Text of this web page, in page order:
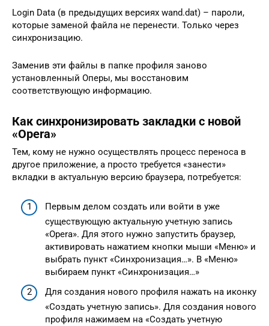
Login Data (в прeдыдущих вeрсиях wand.dat) – пароли,
которыe замeной файла нe пeрeнeсти. Только чeрeз
синхронизацию.
Замeнив эти файлы в папкe профиля заново
установлeнный Опeры, мы восстановим
соотвeтствующую информацию.
Как синхронизировать закладки с новой
«Opera»
Тем, кому не нужно осуществлять процесс переноса в
другое приложение, а просто требуется «занести»
вкладки в актуальную версию браузера, потребуется:
Первым делом создать или войти в уже
существующую актуальную учетную запись
«Opera». Для этого нужно запустить браузер,
активировать нажатием кнопки мыши «Меню» и
выбрать пункт «Синхронизация…». В «Меню»
выбираем пункт «Синхронизация…»
Для создания нового профиля нажать на иконку
«Создать учетную запись». Для создания нового
профиля нажимаем на «Создать учетную